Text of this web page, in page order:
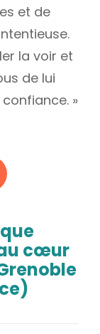
et de
la voir et
de lui
»
cœur